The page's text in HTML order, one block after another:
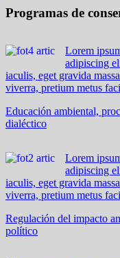
Programas de
Lorem
adipiscing
iaculis, eget gravida
viverra, pretium metus
Educación ambiental,
dialéctico
Lorem
adipiscing
iaculis, eget gravida
viverra, pretium metus
Regulación del impacto
político